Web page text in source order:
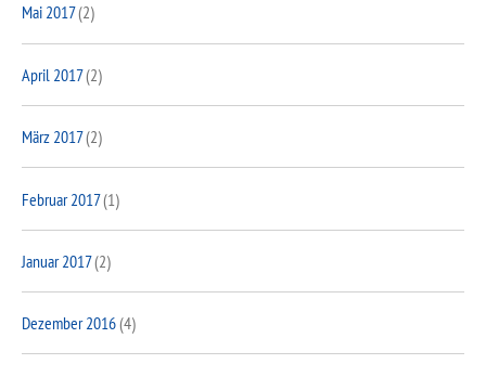
Mai 2017(2)
April 2017(2)
März 2017(2)
Februar 2017(1)
Januar 2017(2)
Dezember 2016(4)